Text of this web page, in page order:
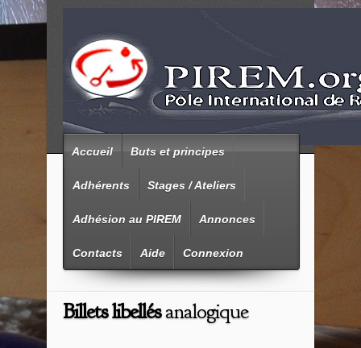
Accueil Buts et principes
Adhérents Stages / Ateliers
Adhésion au PIREM Annonces
Contacts Aide Connexion
Billets libellésanalogique